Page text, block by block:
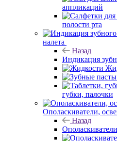
аппликаций
полости рта
налета
Назад
Индикация
губки, палочки
Ополаскиватели,
Назад